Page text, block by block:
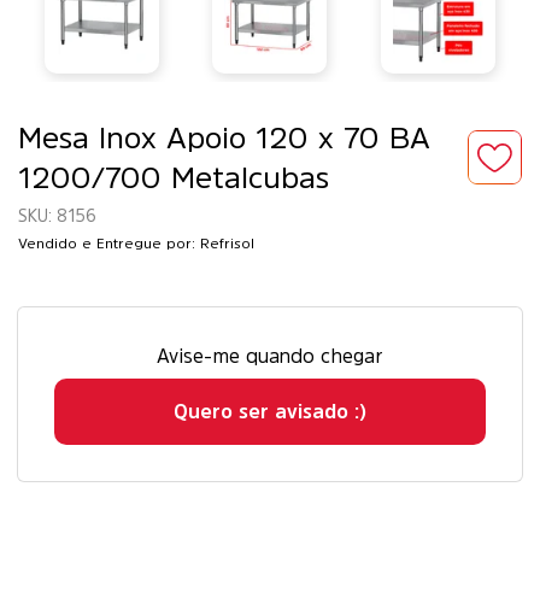
Mesa Inox Apoio 120 x 70 BA
1200/700 Metalcubas
8156
Vendido e Entregue por: Refrisol
Avise-me quando chegar
Quero ser avisado :)